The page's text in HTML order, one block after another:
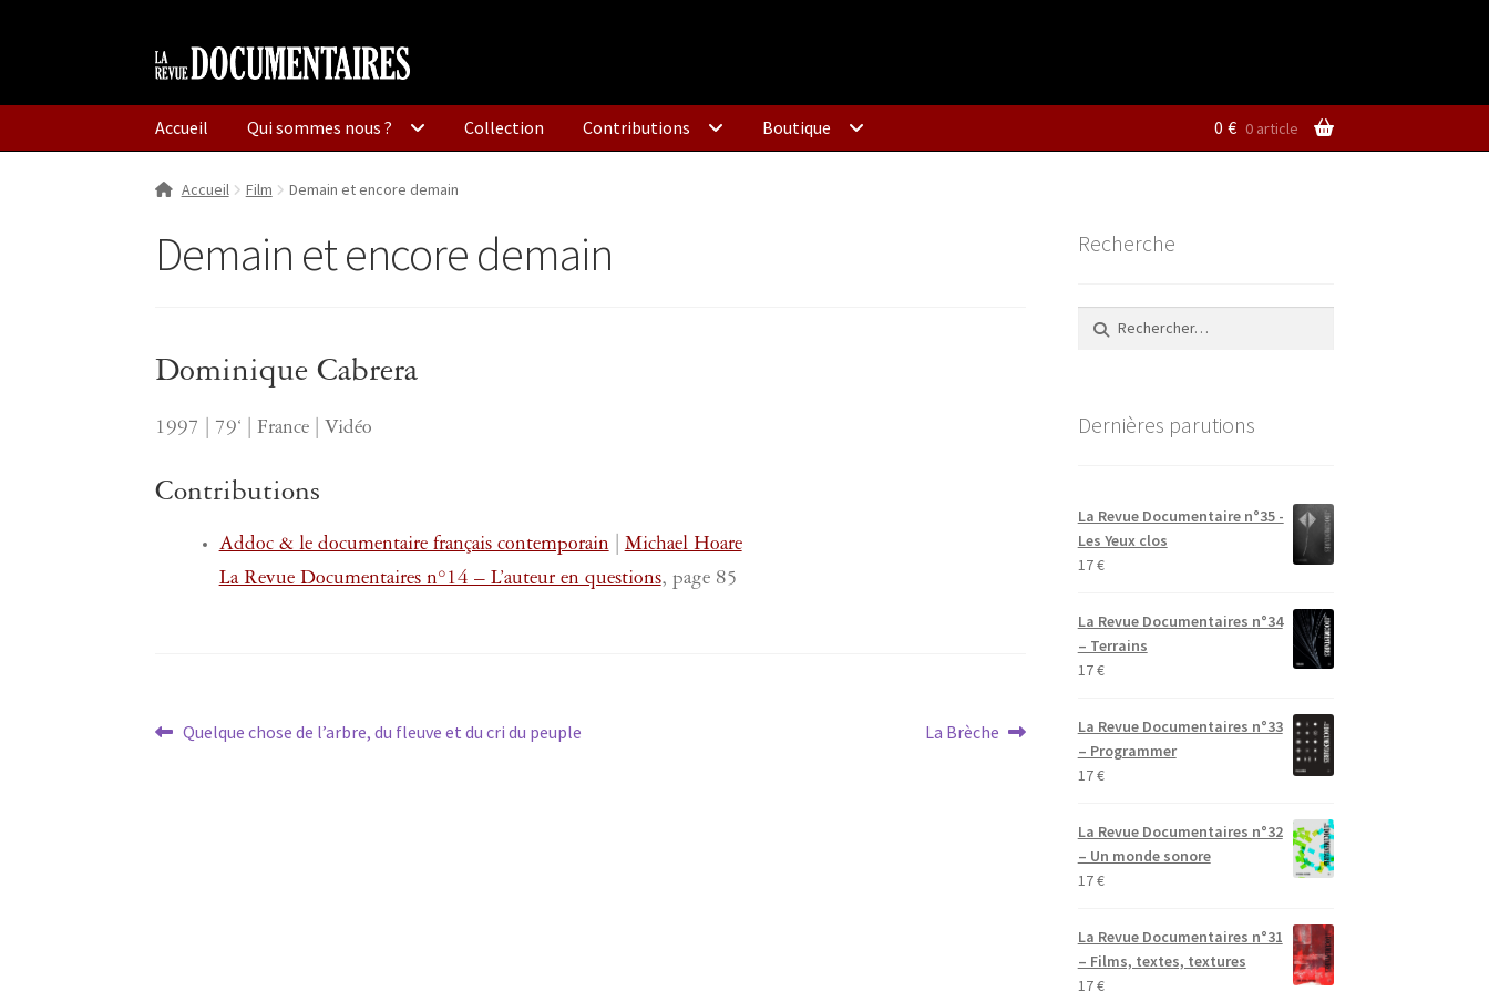
Aller
à
navigation
Aller
au
Accueil Qui sommes nous ? Collection Contributions Boutique 0 € 0 article
Accueil Film Demain et encore demain
Demain et encore demain
Dominique Cabrera
1997 | 79‘ | France | Vidéo
Contributions
Addoc & le documentaire français contemporain|Michael Hoare
La Revue Documentaires n°14 – L’auteur en questions, page 85
Navigation
Article
Quelque chose de l’arbre, du fleuve et du cri du peuple
Article
La Brèche
Recherche
Rechercher :
Dernières parutions
La Revue Documentaire n°35 -
Les Yeux clos
17€
La Revue Documentaires n°34
– Terrains
17€
La Revue Documentaires n°33
– Programmer
17€
La Revue Documentaires n°32
– Un monde sonore
17€
La Revue Documentaires n°31
– Films, textes, textures
17€